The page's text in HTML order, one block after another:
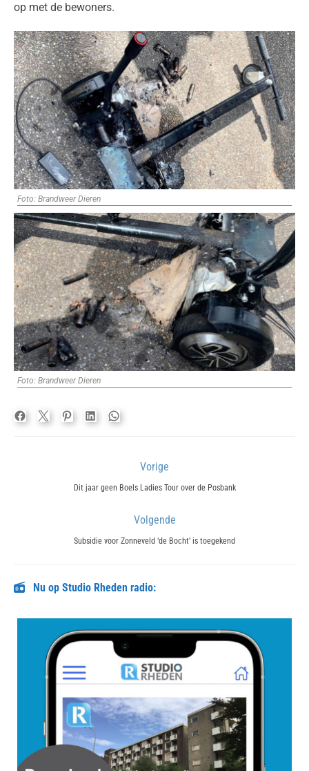
op met de bewoners.
Foto: Brandweer Dieren
Foto: Brandweer Dieren
Vorige
Previous
Dit jaar geen Boels Ladies Tour over de Posbank
Volgende
Next
Subsidie voor Zonneveld ‘de Bocht’ is toegekend
Nu op Studio Rheden radio: